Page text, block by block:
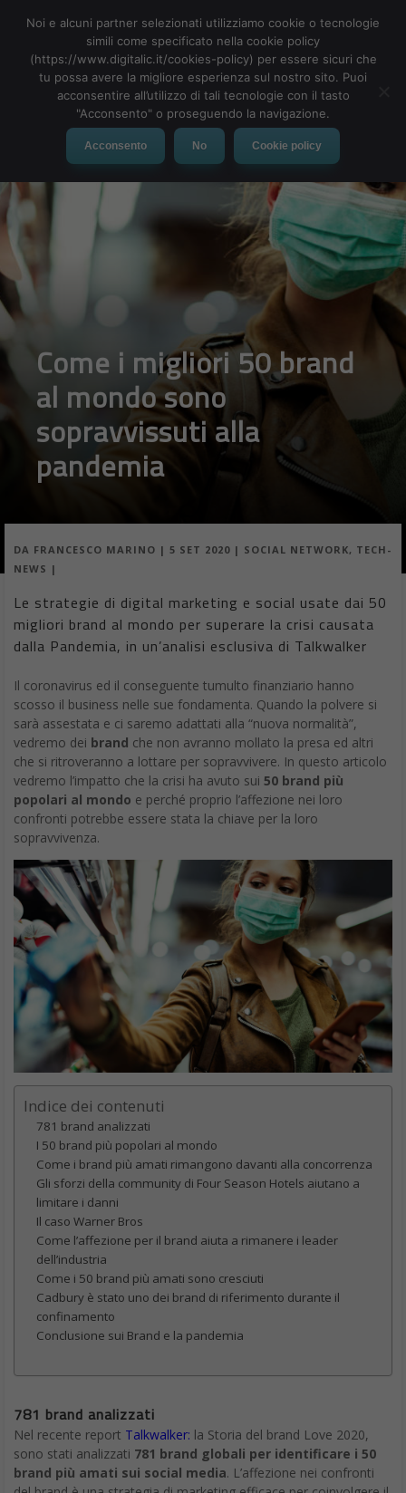
MENU
Come i migliori 50 brand
al mondo sono
sopravvissuti alla
pandemia
DAFRANCESCO MARINO|5 SET 2020|SOCIAL NETWORK,TECH-
Le strategie di digital marketing e social usate dai 50
migliori brand al mondo per superare la crisi causata
dalla Pandemia, in un’analisi esclusiva di Talkwalker
Il coronavirus ed il conseguente tumulto finanziario hanno
scosso il business nelle sue fondamenta. Quando la polvere si
sarà assestata e ci saremo adattati alla “nuova normalità”,
vedremo deibrandche non avranno mollato la presa ed altri
che si ritroveranno a lottare per sopravvivere. In questo articolo
vedremo l’impatto che la crisi ha avuto sui50 brand più
popolari al mondoe perché proprio l’affezione nei loro
confronti potrebbe essere stata la chiave per la loro
sopravvivenza.
Indice dei contenuti
781 brand analizzati
Gli sforzi della community di Four Season Hotels aiutano a
limitare i danni
Come i 50 brand più amati sono cresciuti
Conclusione sui Brand e la pandemia
Nel recente report Talkwalker:
sono stati analizzati
781 brand globali per identificare i 50
brand più amati sui social media . L’affezione nei confronti
del brand è una strategia di marketing efficace per coinvolgere il
proprio pubblico, migliorandone il sostegno e la fedeltà.
Noi e alcuni partner selezionati utilizziamo cookie o tecnologie
simili come specificato nella cookie policy
(https://www.digitalic.it/cookies-policy) per essere sicuri che
tu possa avere la migliore esperienza sul nostro sito. Puoi
acconsentire all’utilizzo di tali tecnologie con il tasto
"Acconsento" o proseguendo la navigazione.
Acconsento No Cookie policy